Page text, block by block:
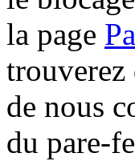
la page
trouverez
de nous
du pare-